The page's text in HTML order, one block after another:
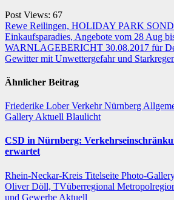
Post Views: 67
Beitragsnavigation
Rewe Reilingen, HOLIDAY PARK
Einkaufsparadies, Angebote vom 28 Aug
WARNLAGEBERICHT 30.08.2017 für
Gewitter mit Unwettergefahr und
Ähnlicher Beitrag
Friederike LoberVerkehrNürnberg
Gallery Aktuell Blaulicht
CSD in Nürnberg:
erwartet
Rhein-Neckar-Kreis Titelseite Photo-
Oliver Döll, TVüberregional
und Gewerbe Aktuell